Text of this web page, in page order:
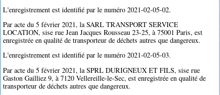
L'enregistrement est identifié par le numéro 2021-02-05-02.
Par acte du 5 février 2021, la SARL TRANSPORT SERVICE
LOCATION, sise rue Jean Jacques Rousseau 23-25, à 75001 Paris, est
enregistrée en qualité de transporteur de déchets autres que dangereux.
L'enregistrement est identifié par le numéro 2021-02-05-03.
Par acte du 5 février 2021, la SPRL DURIGNEUX ET FILS, sise rue
Gaston Gailliez 9, à 7120 Vellereille-le-Sec, est enregistrée en qualité de
transporteur de déchets autres que dangereux.